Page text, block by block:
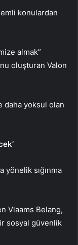
konulardan
almak”
oluşturan Valon
daha yoksul olan
yönelik sığınma
Vlaams Belang,
sosyal güvenlik